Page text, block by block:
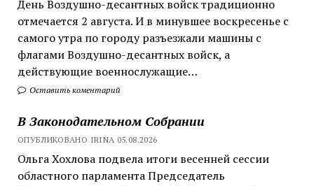
День Воздушно-десантных войск традиционно
отмечается 2 августа. И в минувшее воскресенье с
самого утра по городу разъезжали машины с
флагами Воздушно-десантных войск, а
действующие военнослужащие…
Оставить коментарий
В Законодательном Собрании
ОПУБЛИКОВАНО IRINA 05.08.2026
Ольга Хохлова подвела итоги весенней сессии
областного парламента Председатель